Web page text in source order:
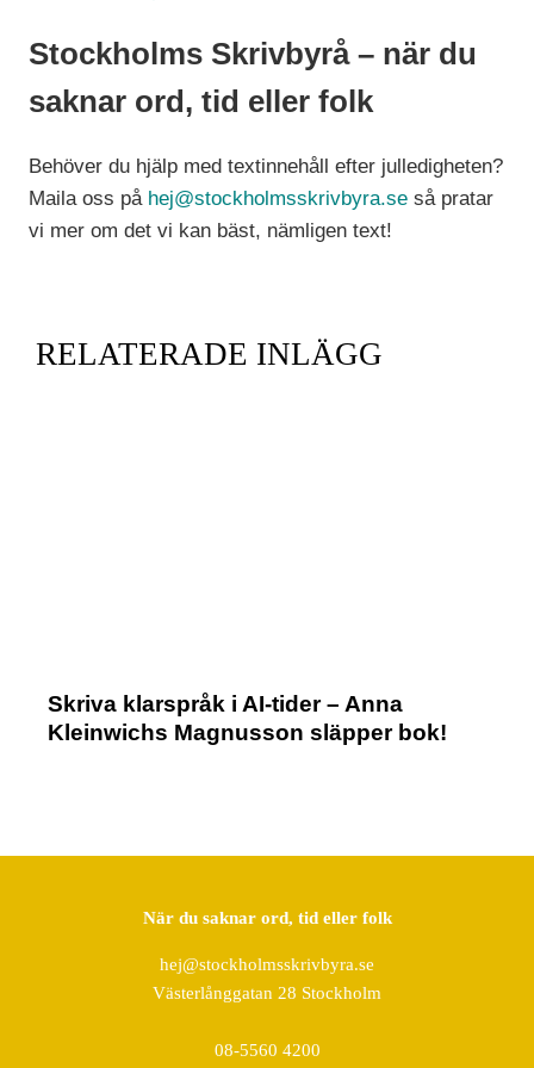
Stockholms Skrivbyrå – när du
saknar ord, tid eller folk
Behöver du hjälp med textinnehåll efter julledigheten?
Maila oss på hej@stockholmsskrivbyra.se så pratar
vi mer om det vi kan bäst, nämligen text!
RELATERADE INLÄGG
Skriva klarspråk i AI-tider – Anna
Kleinwichs Magnusson släpper bok!
När du saknar ord, tid eller folk
hej@stockholmsskrivbyra.se
Västerlånggatan 28 Stockholm
08-5560 4200